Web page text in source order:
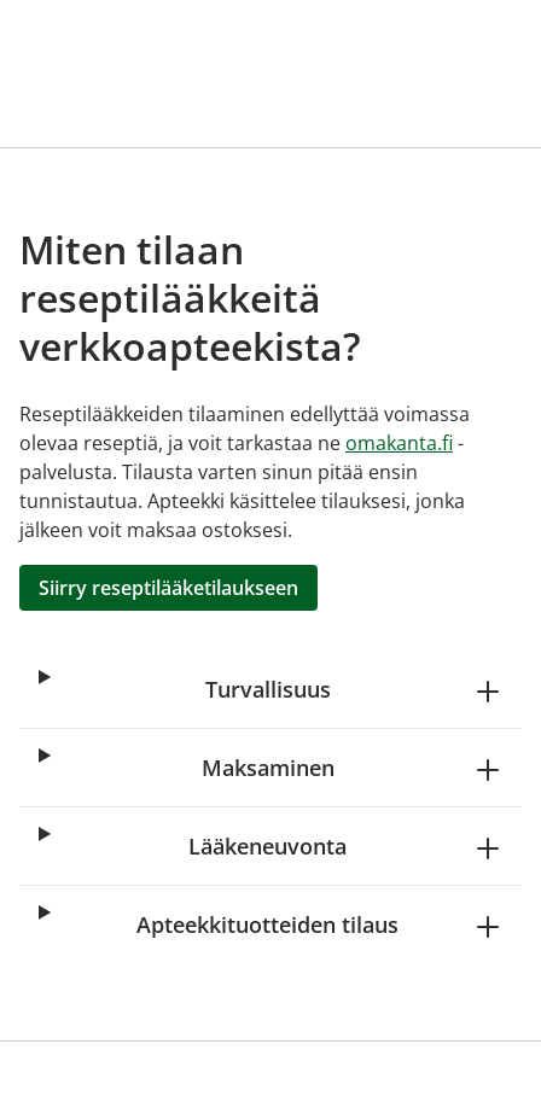
Miten tilaan
reseptilääkkeitä
verkkoapteekista?
Reseptilääkkeiden tilaaminen edellyttää voimassa
olevaa reseptiä, ja voit tarkastaa ne omakanta.fi -
palvelusta. Tilausta varten sinun pitää ensin
tunnistautua. Apteekki käsittelee tilauksesi, jonka
jälkeen voit maksaa ostoksesi.
Siirry reseptilääketilaukseen
Turvallisuus
Maksaminen
Lääkeneuvonta
Apteekkituotteiden tilaus